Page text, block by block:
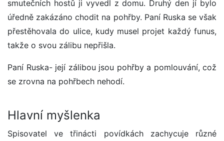
smutečních hostů ji vyvedl z domu. Druhý den jí bylo
úředně zakázáno chodit na pohřby. Paní Ruska se však
přestěhovala do ulice, kudy musel projet každý funus,
takže o svou zálibu nepřišla.
Paní Ruska- její zálibou jsou pohřby a pomlouvání, což
se zrovna na pohřbech nehodí.
Hlavní myšlenka
Spisovatel ve třinácti povídkách zachycuje různé